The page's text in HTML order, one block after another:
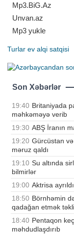
Mp3.BiG.Az
Unvan.az
Mp3 yukle
Turlar ev alqi satqisi
Son Xəbərlər
19:40 Britaniyada
məhkəməyə verib
19:30 ABŞ İranın
19:20 Gürcüstan
məruz qaldı
19:10 Su altında
bilmirlər
19:00 Aktrisa
18:50 Börnhəmin
qadağan etmək
18:40 Pentaqon
məhdudlaşdırıb